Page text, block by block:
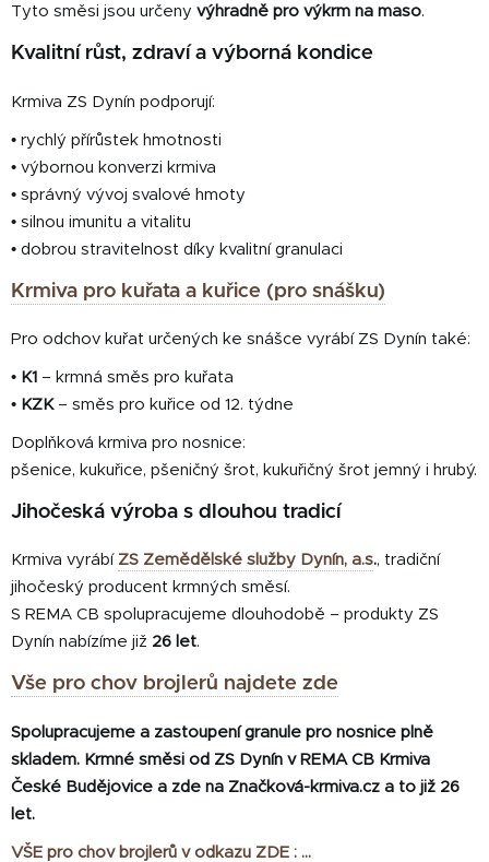
Tyto směsi jsou určeny výhradně pro výkrm na maso.
Kvalitní růst, zdraví a výborná kondice
Krmiva ZS Dynín podporují:
• rychlý přírůstek hmotnosti
• výbornou konverzi krmiva
• správný vývoj svalové hmoty
• silnou imunitu a vitalitu
• dobrou stravitelnost díky kvalitní granulaci
Krmiva pro kuřata a kuřice (pro snášku)
Pro odchov kuřat určených ke snášce vyrábí ZS Dynín také:
• K1 – krmná směs pro kuřata
• KZK– směs pro kuřice od 12. týdne
Doplňková krmiva pro nosnice:
pšenice, kukuřice, pšeničný šrot, kukuřičný šrot jemný i hrubý.
Jihočeská výroba s dlouhou tradicí
Krmiva vyrábí ZS Zemědělské služby Dynín, a.s., tradiční
jihočeský producent krmných směsí.
S REMA CB spolupracujeme dlouhodobě – produkty ZS
Dynín nabízíme již 26 let.
Vše pro chov brojlerů najdete zde
Spolupracujeme a zastoupení granule pro nosnice plně
skladem. Krmné směsi od ZS Dynín v REMA CB Krmiva
České Budějovice a zde na Značková-krmiva.cz a to již 26
let.
VŠE pro chov brojlerů v odkazu ZDE : ...